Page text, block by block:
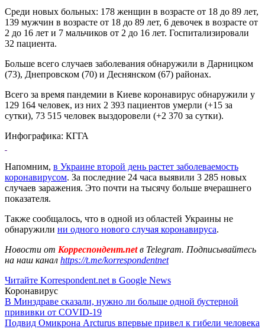
Среди новых больных: 178 женщин в возрасте от 18 до 89 лет,
139 мужчин в возрасте от 18 до 89 лет, 6 девочек в возрасте от
2 до 16 лет и 7 мальчиков от 2 до 16 лет. Госпитализировали
32 пациента.
Больше всего случаев заболевания обнаружили в Дарницком
(73), Днепровском (70) и Деснянском (67) районах.
Всего за время пандемии в Киеве коронавирус обнаружили у
129 164 человек, из них 2 393 пациентов умерли (+15 за
сутки), 73 515 человек выздоровели (+2 370 за сутки).
Инфографика: КГГА
Напомним, в Украине второй день растет заболеваемость
коронавирусом. За последние 24 часа выявили 3 285 новых
случаев заражения. Это почти на тысячу больше вчерашнего
показателя.
Также сообщалось, что в одной из областей Украины не
обнаружили ни одного нового случая коронавируса.
Новости от Корреспондент.netв Telegram. Подписывайтесь
на наш канал https://t.me/korrespondentnet
Читайте Korrespondent.net в Google News
Коронавирус
В Минздраве сказали, нужно ли больше одной бустерной
прививки от COVID-19
Подвид Омикрона Arcturus впервые привел к гибели человека